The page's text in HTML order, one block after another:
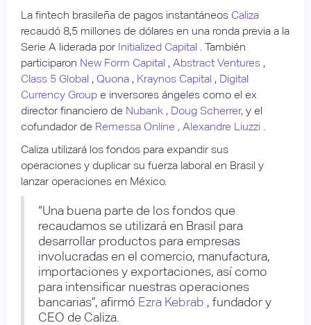
La fintech brasileña de pagos instantáneos Caliza
recaudó 8,5 millones de dólares en una ronda previa a la
Serie A liderada por Initialized Capital . También
participaron New Form Capital , Abstract Ventures ,
Class 5 Global , Quona , Kraynos Capital , Digital
Currency Group e inversores ángeles como el ex
director financiero de Nubank , Doug Scherrer, y el
cofundador de Remessa Online , Alexandre Liuzzi
Caliza utilizará los fondos para expandir sus
operaciones y duplicar su fuerza laboral en Brasil y
lanzar operaciones en México.
“Una buena parte de los fondos que
recaudamos se utilizará en Brasil para
desarrollar productos para empresas
involucradas en el comercio, manufactura,
importaciones y exportaciones, así como
para intensificar nuestras operaciones
bancarias”, afirmó Ezra Kebrab , fundador y
CEO de Caliza.